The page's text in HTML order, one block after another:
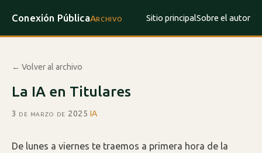
Conexión PúblicaArchivo Sitio principalSobre el autor
← Volver al archivo
La IA en Titulares
3 de marzo de 2025·IA
De lunes a viernes te traemos a primera hora de la